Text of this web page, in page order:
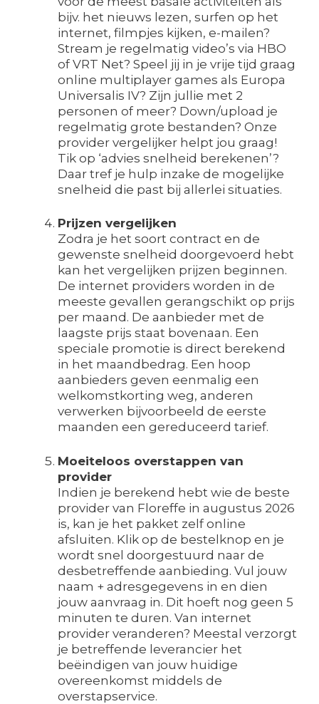
bijv. het nieuws lezen, surfen op het
internet, filmpjes kijken, e-mailen?
Stream je regelmatig video’s via HBO
of VRT Net? Speel jij in je vrije tijd graag
online multiplayer games als Europa
Universalis IV? Zijn jullie met 2
personen of meer? Down/upload je
regelmatig grote bestanden? Onze
provider vergelijker helpt jou graag!
Tik op ‘advies snelheid berekenen’?
Daar tref je hulp inzake de mogelijke
snelheid die past bij allerlei situaties.
Prijzen vergelijken
Zodra je het soort contract en de
gewenste snelheid doorgevoerd hebt
kan het vergelijken prijzen beginnen.
De internet providers worden in de
meeste gevallen gerangschikt op prijs
per maand. De aanbieder met de
laagste prijs staat bovenaan. Een
speciale promotie is direct berekend
in het maandbedrag. Een hoop
aanbieders geven eenmalig een
welkomstkorting weg, anderen
verwerken bijvoorbeeld de eerste
maanden een gereduceerd tarief.
Moeiteloos overstappen van
provider
Indien je berekend hebt wie de beste
provider van Floreffe in augustus 2026
is, kan je het pakket zelf online
afsluiten. Klik op de bestelknop en je
wordt snel doorgestuurd naar de
desbetreffende aanbieding. Vul jouw
naam + adresgegevens in en dien
jouw aanvraag in. Dit hoeft nog geen 5
minuten te duren. Van internet
provider veranderen? Meestal verzorgt
je betreffende leverancier het
beëindigen van jouw huidige
overeenkomst middels de
overstapservice.